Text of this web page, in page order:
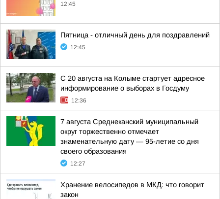
12:45
Пятница - отличный день для поздравлений
12:45
С 20 августа на Колыме стартует адресное
информирование о выборах в Госдуму
12:36
7 августа Среднеканский муниципальный
округ торжественно отмечает
знаменательную дату — 95-летие со дня
своего образования
12:27
Хранение велосипедов в МКД: что говорит
закон